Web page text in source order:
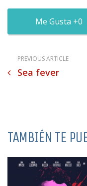
0
PREVIOUS ARTICLE
Sea fever
TAMBIÉN TE